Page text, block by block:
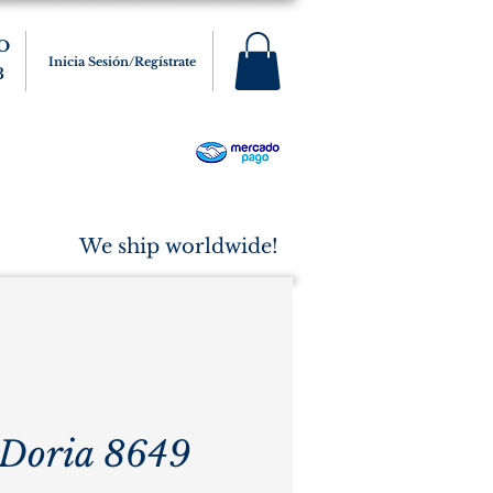
Inicia Sesión/Regístrate
We ship worldwide!
8649